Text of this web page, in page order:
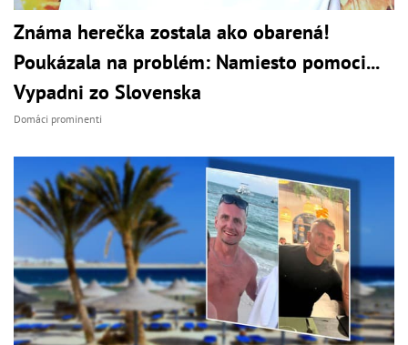
Známa herečka zostala ako obarená!
Poukázala na problém: Namiesto pomoci...
Vypadni zo Slovenska
Domáci prominenti